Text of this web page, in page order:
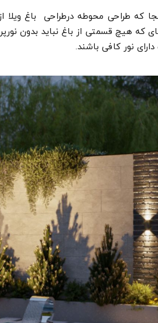
که هیچ قسمتی از باغ نباید بدون
نور کافی باشند.